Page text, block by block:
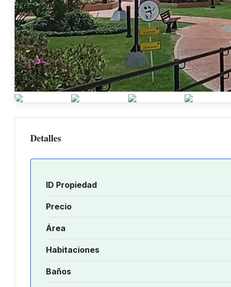
Detalles
ID Propiedad
Precio
Área
Habitaciones
Baños